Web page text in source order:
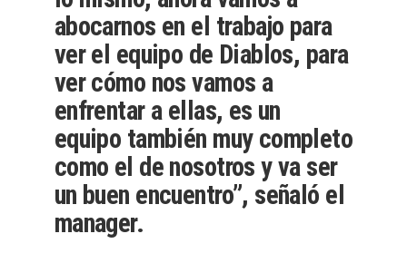
abocarnos en el trabajo para
ver el equipo de Diablos, para
ver cómo nos vamos a
enfrentar a ellas, es un
equipo también muy completo
como el de nosotros y va ser
un buen encuentro”, señaló el
manager.